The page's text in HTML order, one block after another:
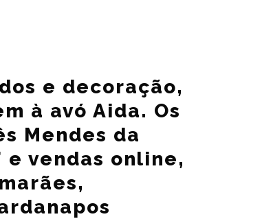
e decoração,
à avó Aida. Os
Mendes da
e vendas online,